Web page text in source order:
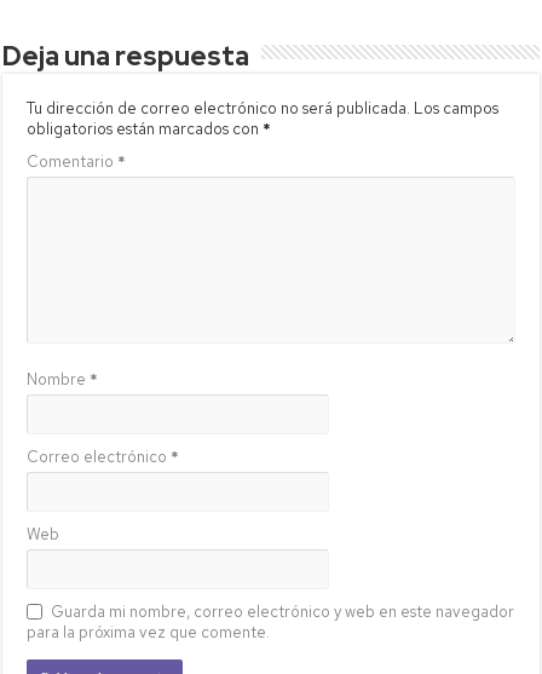
Deja una respuesta
Tu dirección de correo electrónico no será publicada. Los campos
obligatorios están marcados con *
Comentario *
Nombre *
Correo electrónico *
Web
Guarda mi nombre, correo electrónico y web en este navegador
para la próxima vez que comente.